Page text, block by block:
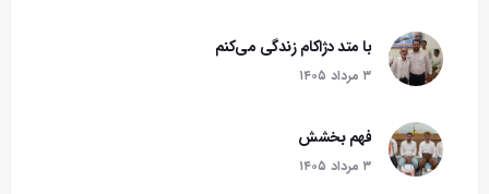
با متد دژاکام زندگی می‌کنم
۳ مرداد ۱۴۰۵
فهم بخشش
۳ مرداد ۱۴۰۵